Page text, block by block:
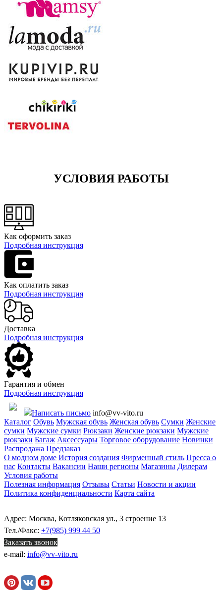
УСЛОВИЯ РАБОТЫ
Как оформить заказ
Подробная инструкция
Как оплатить заказ
Подробная инструкция
Доставка
Подробная инструкция
Гарантия и обмен
Подробная инструкция
Написать письмо info@vv-vito.ru
Каталог Обувь Мужская обувь Женская обувь Сумки Женские
сумки Мужские сумки Рюкзаки Женские рюкзаки Мужские
рюкзаки Багаж Аксессуары Торговое оборудование Новинки
Распродажа Предзаказ
О модном доме История создания Фирменный стиль Пресса о
нас Контакты Вакансии Наши регионы Магазины Дилерам
Условия работы
Полезная информация Отзывы Статьи Новости и акции
Политика конфиденциальности Карта сайта
Адрес: Москва, Котляковская ул., 3 строение 13
Тел./Факс: +7(985) 999 44 50
Заказать звонок
e-mail: info@vv-vito.ru